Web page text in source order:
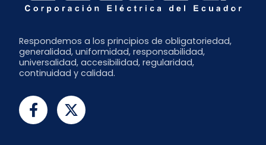
Respondemos a los principios de obligatoriedad,
generalidad, uniformidad, responsabilidad,
universalidad, accesibilidad, regularidad,
continuidad y calidad.